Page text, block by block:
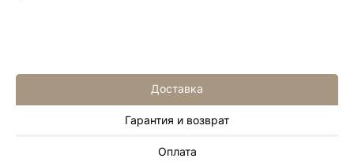
Доставка
Гарантия и возврат
Оплата
Иван Еремеев